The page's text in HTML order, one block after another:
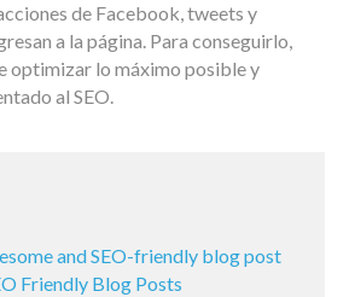
de Facebook, tweets y
a la página. Para conseguirlo,
optimizar lo máximo posible y
al SEO.
and SEO-friendly blog post
Friendly Blog Posts